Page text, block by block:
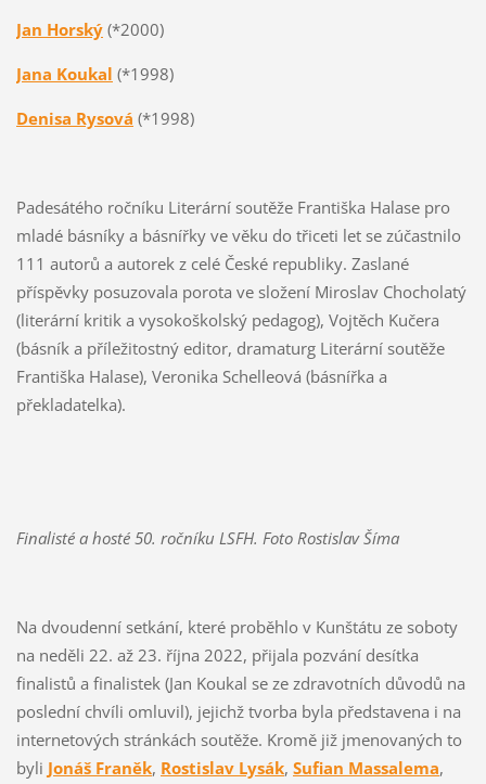
Jan Horský(*2000)
Jana Koukal (*1998)
Denisa Rysová (*1998)
Padesátého ročníku Literární soutěže Františka Halase pro
mladé básníky a básnířky ve věku do třiceti let se zúčastnilo
111 autorů a autorek z celé České republiky. Zaslané
příspěvky posuzovala porota ve složení Miroslav Chocholatý
(literární kritik a vysokoškolský pedagog), Vojtěch Kučera
(básník a příležitostný editor, dramaturg Literární soutěže
Františka Halase), Veronika Schelleová (básnířka a
překladatelka).
Finalisté a hosté 50. ročníku LSFH. Foto Rostislav Šíma
Na dvoudenní setkání, které proběhlo v Kunštátu ze soboty
na neděli 22. až 23. října 2022, přijala pozvání desítka
finalistů a finalistek (Jan Koukal se ze zdravotních důvodů na
poslední chvíli omluvil), jejichž tvorba byla představena i na
internetových stránkách soutěže. Kromě již jmenovaných to
byli Jonáš Franěk, Rostislav Lysák, Sufian Massalema,